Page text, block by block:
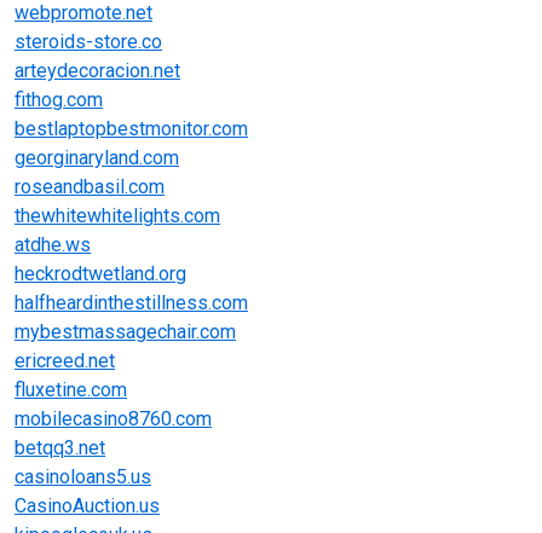
webpromote.net
steroids-store.co
arteydecoracion.net
fithog.com
bestlaptopbestmonitor.com
georginaryland.com
roseandbasil.com
thewhitewhitelights.com
atdhe.ws
heckrodtwetland.org
halfheardinthestillness.com
mybestmassagechair.com
ericreed.net
fluxetine.com
mobilecasino8760.com
betqq3.net
casinoloans5.us
CasinoAuction.us